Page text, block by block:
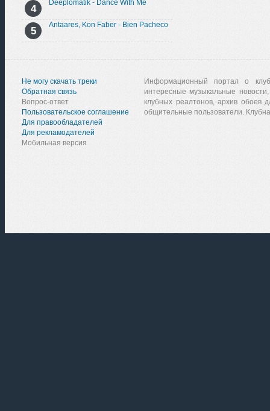
Deeplomatik - Dance With Me
Antaares, Kon Faber - Bien Pacheco
Не могу скачать треки
Обратная связь
Вопрос-ответ
Пользовательское соглашение
Для правообладателей
Для рекламодателей
Мобильная версия
Информационный портал о
интересные музыкальные
клубных реалтонов, архив обоев
общительные пользователи.